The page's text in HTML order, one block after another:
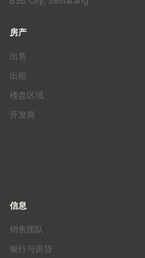
房产
出售
出租
楼盘区域
开发商
信息
销售团队
银行与房贷